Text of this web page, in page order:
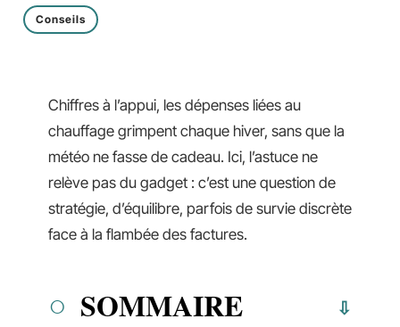
Conseils
Chiffres à l’appui, les dépenses liées au
chauffage grimpent chaque hiver, sans que la
météo ne fasse de cadeau. Ici, l’astuce ne
relève pas du gadget : c’est une question de
stratégie, d’équilibre, parfois de survie discrète
face à la flambée des factures.
SOMMAIRE